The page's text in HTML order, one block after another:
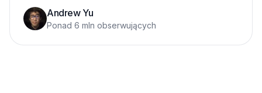
Andrew Yu
Ponad 6 mln obserwujących